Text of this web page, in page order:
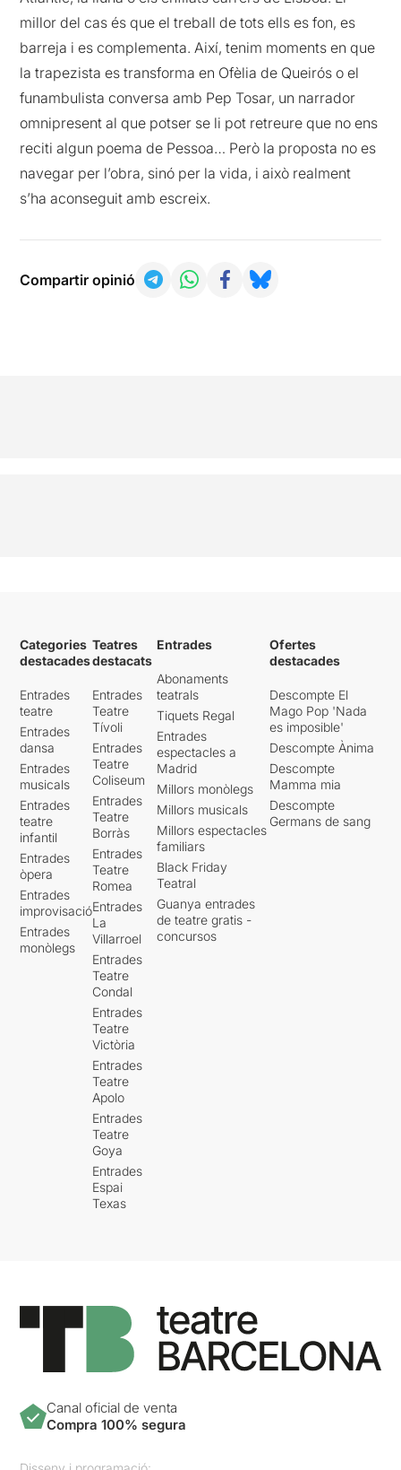
millor del cas és que el treball de tots ells es fon, es
barreja i es complementa. Així, tenim moments en que
la trapezista es transforma en Ofèlia de Queirós o el
funambulista conversa amb Pep Tosar, un narrador
omnipresent al que potser se li pot retreure que no ens
reciti algun poema de Pessoa… Però la proposta no es
navegar per l’obra, sinó per la vida, i això realment
s’ha aconseguit amb escreix.
Compartir opinió
Categories
destacades
Entrades
teatre
Entrades
dansa
Entrades
musicals
Entrades
teatre
infantil
Entrades
òpera
Entrades
improvisació
Entrades
monòlegs
Teatres
destacats
Entrades
Teatre
Tívoli
Entrades
Teatre
Coliseum
Entrades
Teatre
Borràs
Entrades
Teatre
Romea
Entrades
La
Villarroel
Entrades
Teatre
Condal
Entrades
Teatre
Victòria
Entrades
Teatre
Apolo
Entrades
Teatre
Goya
Entrades
Espai
Texas
Entrades
Abonaments
teatrals
Tiquets Regal
Entrades
espectacles a
Madrid
Millors monòlegs
Millors musicals
Millors espectacles
familiars
Black Friday
Teatral
Guanya entrades
de teatre gratis -
concursos
Ofertes
destacades
Descompte El
Mago Pop 'Nada
es imposible'
Descompte Ànima
Descompte
Mamma mia
Descompte
Germans de sang
Canal oficial de venta
Compra 100% segura